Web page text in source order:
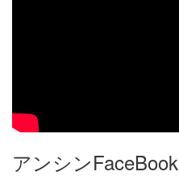
アンシンFaceBook